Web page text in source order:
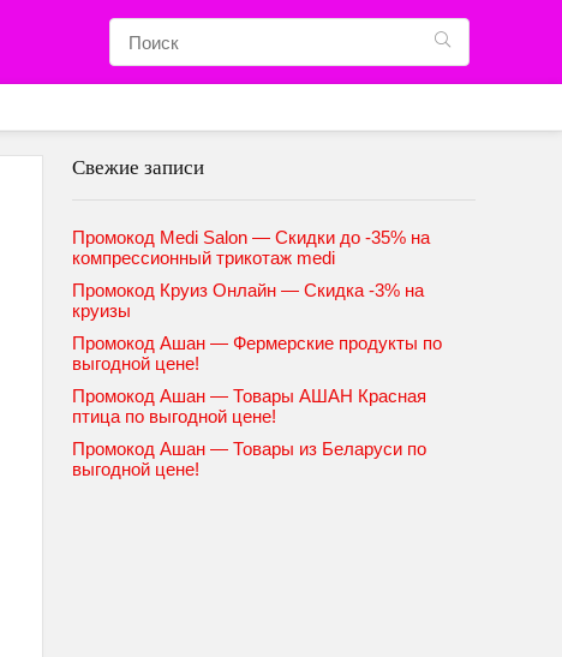
Свежие записи
Промокод Medi Salon — Скидки до -35% на
компрессионный трикотаж medi
Промокод Круиз Онлайн — Скидка -3% на
круизы
Промокод Ашан — Фермерские продукты по
выгодной цене!
Промокод Ашан — Товары АШАН Красная
птица по выгодной цене!
Промокод Ашан — Товары из Беларуси по
выгодной цене!